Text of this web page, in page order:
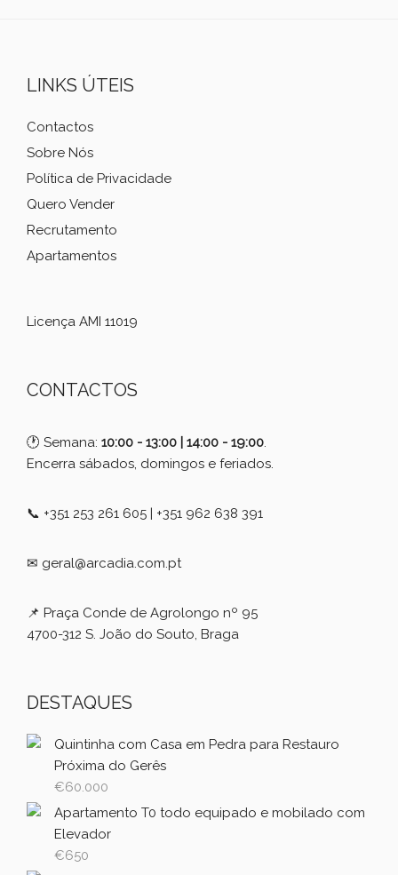
LINKS ÚTEIS
Contactos
Sobre Nós
Política de Privacidade
Quero Vender
Recrutamento
Apartamentos
Licença AMI 11019
CONTACTOS
🕐 Semana: 10:00 - 13:00 | 14:00 - 19:00.
Encerra sábados, domingos e feriados.
📞 +351 253 261 605 | +351 962 638 391
✉ geral@arcadia.com.pt
📌 Praça Conde de Agrolongo nº 95
4700-312 S. João do Souto, Braga
DESTAQUES
Quintinha com Casa em Pedra para Restauro
Próxima do Gerês
€60.000
Apartamento T0 todo equipado e mobilado com
Elevador
€650